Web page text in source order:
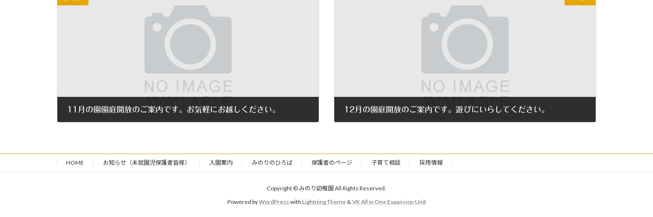
11月の園園庭開放のご案内です。お気軽にお越しください。 12月の園庭開放のご案内です。遊びにいらしてください。
HOME お知らせ（未就園児保護者皆様） 入園案内 みのりのひろば 保護者のページ 子育て相談 採用情報
Copyright © みのり幼稚園 All Rights Reserved.
Powered byWordPress with Lightning Theme&VK All in One Expansion Unit